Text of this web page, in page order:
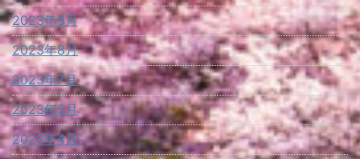
2023年9月
2023年8月
2023年7月
2023年5月
2023年4月